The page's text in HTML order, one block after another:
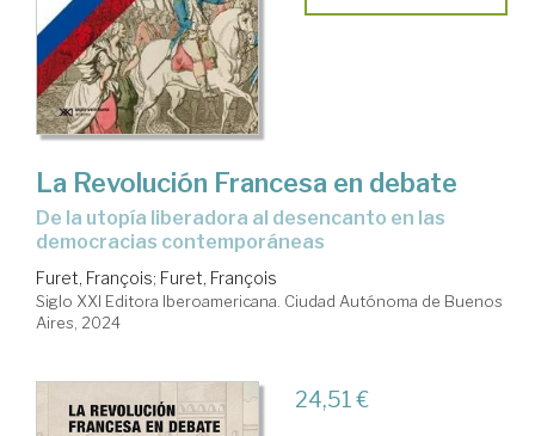
La Revolución Francesa en debate
De la utopía liberadora al desencanto en las
democracias contemporáneas
Furet, François; Furet, François
Siglo XXI Editora Iberoamericana. Ciudad Autónoma de Buenos
Aires, 2024
24,51 €